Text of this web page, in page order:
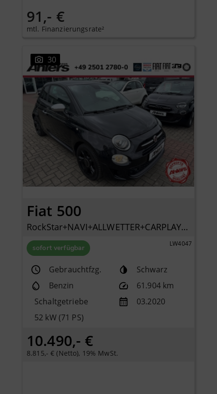
91,- €
mtl. Finanzierungsrate²
30
Fiat 500
RockStar+NAVI+ALLWETTER+CARPLAY+KLIMAAUTO+PDC+TFT+
sofort verfügbar LW4047
Gebrauchtfzg.
Schwarz
Benzin
61.904 km
Schaltgetriebe
03.2020
52 kW (71 PS)
10.490,- €
8.815,- € (Netto), 19% MwSt.